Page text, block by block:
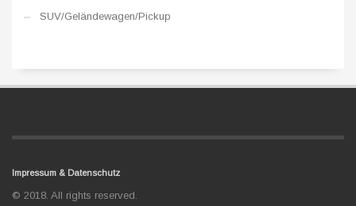
SUV/Geländewagen/Pickup
Impressum & Datenschutz
© 2018. All rights reserved.